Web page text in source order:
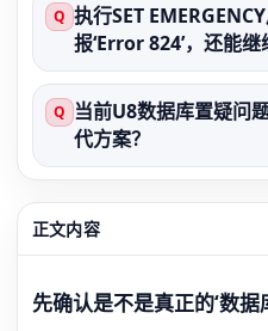
Q 执行SET
报‘Error 824’，还能继
Q 当前U8数据库置疑问
代方案？
正文内容
先确认是不是真正的‘数据